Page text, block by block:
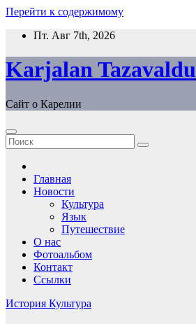
Перейти к содержимому
Пт. Авг 7th, 2026
Karjalan Tazavaldu
Сайт о Карелии
Главная
Новости
Культура
Язык
Путешествие
О нас
Фотоальбом
Контакт
Ссылки
История Культура